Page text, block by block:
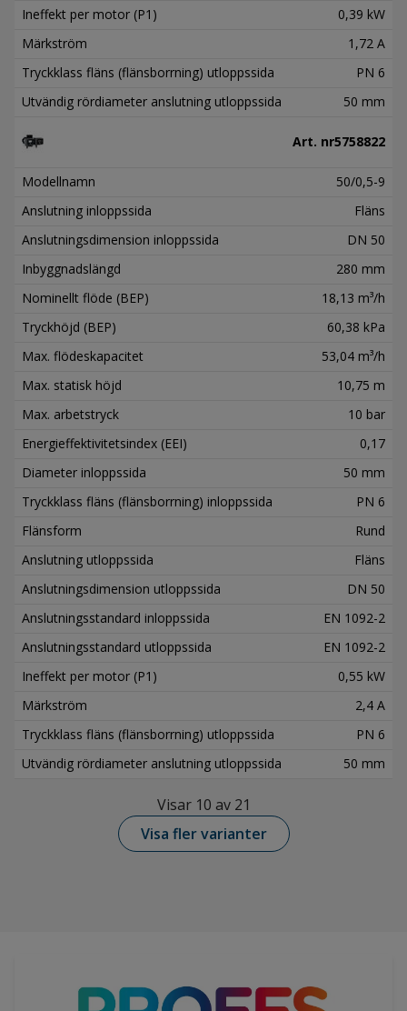
Ineffekt per motor (P1)
0,39 kW
Märkström
1,72 A
Tryckklass fläns (flänsborrning) utloppssida
PN 6
Utvändig rördiameter anslutning utloppssida
50 mm
Art. nr5758822
Modellnamn
50/0,5-9
Anslutning inloppssida
Fläns
Anslutningsdimension inloppssida
DN 50
Inbyggnadslängd
280 mm
Nominellt flöde (BEP)
18,13 m³/h
Tryckhöjd (BEP)
60,38 kPa
Max. flödeskapacitet
53,04 m³/h
Max. statisk höjd
10,75 m
Max. arbetstryck
10 bar
Energieffektivitetsindex (EEI)
0,17
Diameter inloppssida
50 mm
Tryckklass fläns (flänsborrning) inloppssida
PN 6
Flänsform
Rund
Anslutning utloppssida
Fläns
Anslutningsdimension utloppssida
DN 50
Anslutningsstandard inloppssida
EN 1092-2
Anslutningsstandard utloppssida
EN 1092-2
Ineffekt per motor (P1)
0,55 kW
Märkström
2,4 A
Tryckklass fläns (flänsborrning) utloppssida
PN 6
Utvändig rördiameter anslutning utloppssida
50 mm
Visar 10 av 21
Visa fler varianter